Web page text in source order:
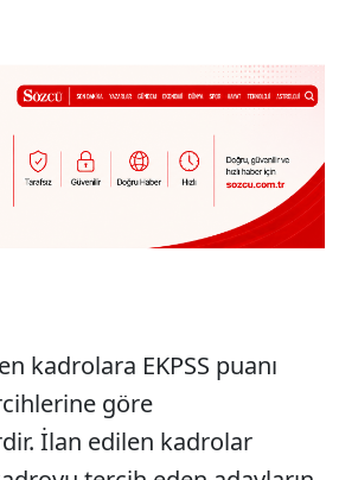
kadrolara EKPSS puanı
göre
İlan edilen kadrolar